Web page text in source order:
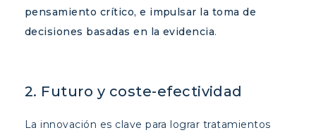
pensamiento crítico, e impulsar la toma de
decisiones basadas en la evidencia.
2. Futuro y coste-efectividad
La innovación es clave para lograr tratamientos